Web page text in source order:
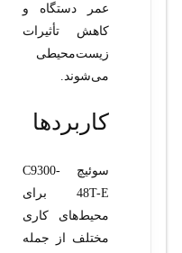
عمر دستگاه و
کاهش تأثیرات
زیست‌محیطی
می‌شوند.
کاربردها
سوئیچ C9300-
48T-E برای
محیط‌های کاری
مختلف از جمله